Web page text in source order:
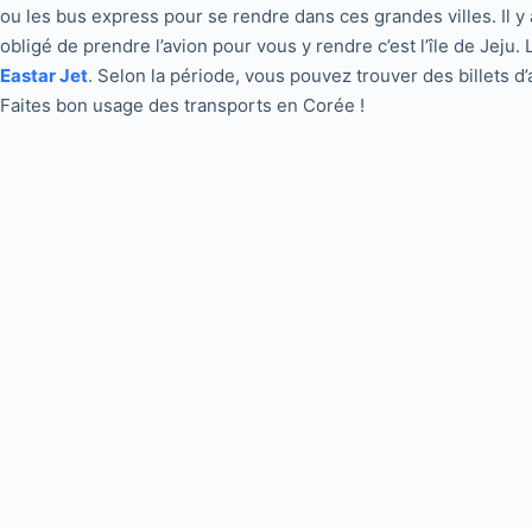
ou les bus express pour se rendre dans ces grandes villes. Il
obligé de prendre l’avion pour vous y rendre c’est l’île de
Eastar Jet. Selon la période, vous pouvez trouver des billets
Faites bon usage des transports en Corée !